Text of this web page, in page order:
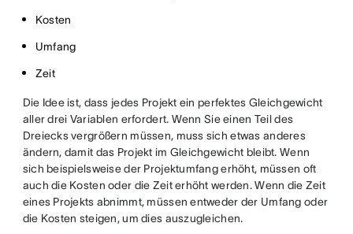
Kosten
Umfang
Zeit
Die Idee ist, dass jedes Projekt ein perfektes Gleichgewicht
aller drei Variablen erfordert. Wenn Sie einen Teil des
Dreiecks vergrößern müssen, muss sich etwas anderes
ändern, damit das Projekt im Gleichgewicht bleibt. Wenn
sich beispielsweise der Projektumfang erhöht, müssen oft
auch die Kosten oder die Zeit erhöht werden. Wenn die Zeit
eines Projekts abnimmt, müssen entweder der Umfang oder
die Kosten steigen, um dies auszugleichen.